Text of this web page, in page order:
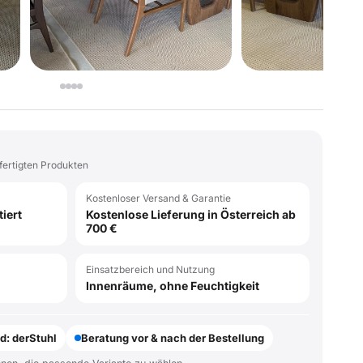
Produkten
Kostenloser Versand & Garantie
Kostenlose Lieferung in Österreich ab
700 €
Einsatzbereich und Nutzung
Innenräume, ohne Feuchtigkeit
derStuhl Beratung vor & nach der Bestellung